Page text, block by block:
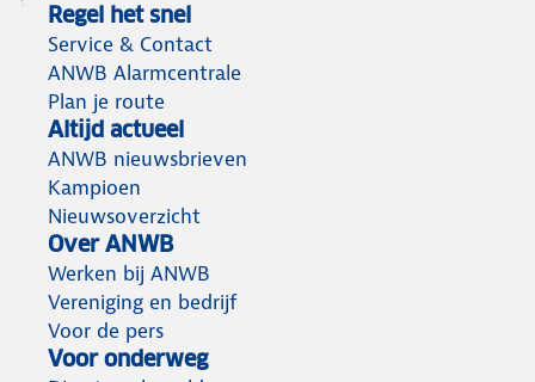
Regel het snel
Service & Contact
ANWB Alarmcentrale
Plan je route
Altijd actueel
ANWB nieuwsbrieven
Kampioen
Nieuwsoverzicht
Over ANWB
Werken bij ANWB
Vereniging en bedrijf
Voor de pers
Voor onderweg